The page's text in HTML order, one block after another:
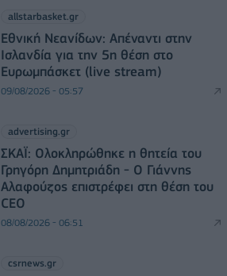
allstarbasket.gr
Εθνική Νεανίδων: Απέναντι στην
Ισλανδία για την 5η θέση στο
Ευρωμπάσκετ (live stream)
09/08/2026 - 05:57
advertising.gr
ΣΚΑΪ: Ολοκληρώθηκε η θητεία του
Γρηγόρη Δημητριάδη - Ο Γιάννης
Αλαφούζος επιστρέφει στη θέση του
CEO
08/08/2026 - 06:51
csrnews.gr